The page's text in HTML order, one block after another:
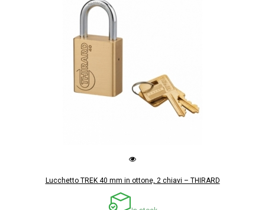
Lucchetto TREK 40 mm in ottone, 2 chiavi – THIRARD